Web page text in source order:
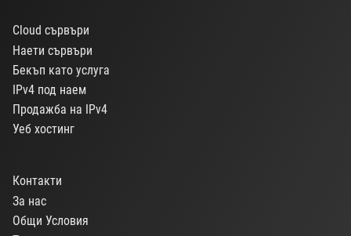
Cloud сървъри
Наети сървъри
Бекъп като услуга
IPv4 под наем
Продажба на IPv4
Уеб хостинг
Контакти
За нас
Общи Условия